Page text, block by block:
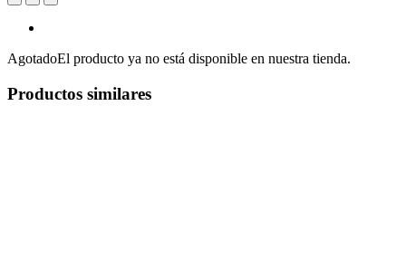
AgotadoEl producto ya no está disponible en nuestra tienda.
Productos similares